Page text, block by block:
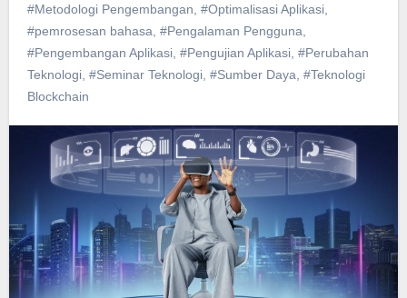
#Metodologi Pengembangan #Optimalisasi Aplikasi,
#pemrosesan bahasa #Pengalaman Pengguna
#Pengembangan Aplikasi, #Pengujian Aplikasi, #Perubahan
Teknologi, #Seminar Teknologi, #Sumber Daya #Teknologi
Blockchain